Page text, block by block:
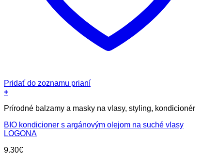
Pridať do zoznamu prianí
+
Prírodné balzamy a masky na vlasy, styling, kondicionér
BIO kondicioner s argánovým olejom na suché vlasy
LOGONA
9.30€